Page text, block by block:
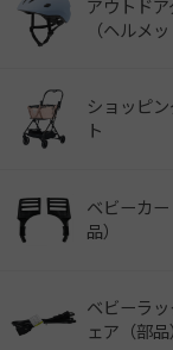
アウトド
（ヘルメッ
ショッピ
ト
ベビーカ
品）
ベビーラ
ェア（部品